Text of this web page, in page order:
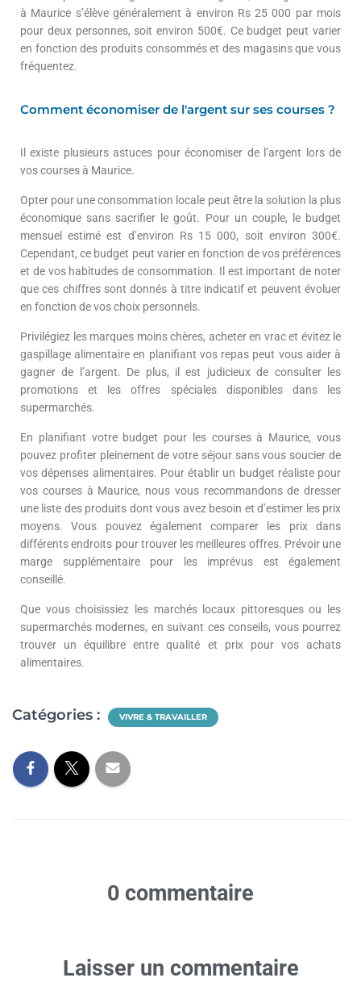
à Maurice s’élève généralement à environ Rs 25 000 par mois
pour deux personnes, soit environ 500€. Ce budget peut varier
en fonction des produits consommés et des magasins que vous
fréquentez.
Comment économiser de l'argent sur ses courses ?
Il existe plusieurs astuces pour économiser de l’argent lors de
vos courses à Maurice.
Opter pour une consommation locale peut être la solution la plus
économique sans sacrifier le goût. Pour un couple, le budget
mensuel estimé est d’environ Rs 15 000, soit environ 300€.
Cependant, ce budget peut varier en fonction de vos préférences
et de vos habitudes de consommation. Il est important de noter
que ces chiffres sont donnés à titre indicatif et peuvent évoluer
en fonction de vos choix personnels.
Privilégiez les marques moins chères, acheter en vrac et évitez le
gaspillage alimentaire en planifiant vos repas peut vous aider à
gagner de l’argent. De plus, il est judicieux de consulter les
promotions et les offres spéciales disponibles dans les
supermarchés.
En planifiant votre budget pour les courses à Maurice, vous
pouvez profiter pleinement de votre séjour sans vous soucier de
vos dépenses alimentaires. Pour établir un budget réaliste pour
vos courses à Maurice, nous vous recommandons de dresser
une liste des produits dont vous avez besoin et d’estimer les prix
moyens. Vous pouvez également comparer les prix dans
différents endroits pour trouver les meilleures offres. Prévoir une
marge supplémentaire pour les imprévus est également
conseillé.
Que vous choisissiez les marchés locaux pittoresques ou les
supermarchés modernes, en suivant ces conseils, vous pourrez
trouver un équilibre entre qualité et prix pour vos achats
alimentaires.
Catégories : VIVRE & TRAVAILLER
0 commentaire
Laisser un commentaire